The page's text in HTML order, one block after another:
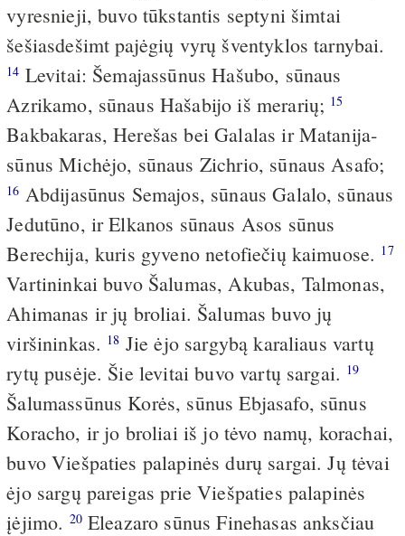
vyresnieji, buvo tūkstantis septyni šimtai
šešiasdešimt pajėgių vyrų šventyklos tarnybai.
14 Levitai: Šemajas­sūnus Hašubo, sūnaus
Azrikamo, sūnaus Hašabijo iš merarių; 15
Bakbakaras, Herešas bei Galalas ir Matanija­
sūnus Michėjo, sūnaus Zichrio, sūnaus Asafo;
16 Abdija­sūnus Semajos, sūnaus Galalo, sūnaus
Jedutūno, ir Elkanos sūnaus Asos sūnus
Berechija, kuris gyveno netofiečių kaimuose. 17
Vartininkai buvo Šalumas, Akubas, Talmonas,
Ahimanas ir jų broliai. Šalumas buvo jų
viršininkas. 18 Jie ėjo sargybą karaliaus vartų
rytų pusėje. Šie levitai buvo vartų sargai. 19
Šalumas­sūnus Korės, sūnus Ebjasafo, sūnus
Koracho, ir jo broliai iš jo tėvo namų, korachai,
buvo Viešpaties palapinės durų sargai. Jų tėvai
ėjo sargų pareigas prie Viešpaties palapinės
įėjimo. 20Eleazaro sūnus Finehasas anksčiau